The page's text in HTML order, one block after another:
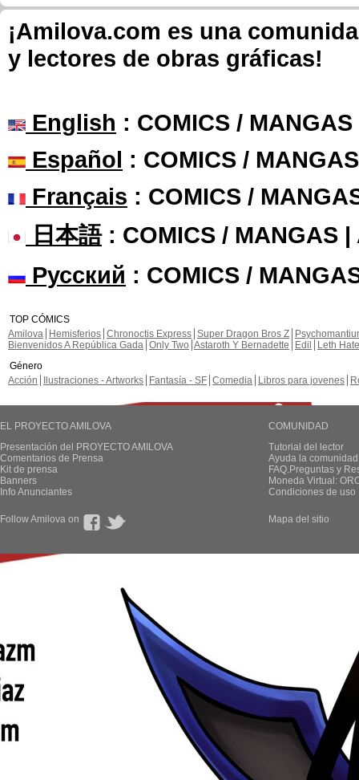
¡Amilova.com es una
y lectores de obras gráficas!
English : COMICS /
Español : COMICS /
Français : COMICS /
日本語: COMICS / MANGAS |
Русский : COMICS /
TOP CÓMICS
Amilova
Hemisferios Chronoctis Express Super Dragon Bros Z
Bienvenidos A República Gada Only Two Astaroth Y Bernadette Edil
Leth Hate
Género
Acción
Ilustraciones - Artworks Fantasía - SF Comedia Libros para jovenes
EL PROYECTO AMILOVA
Presentación del PROYECTO AMILOVA
Comentarios de Prensa
Kit de prensa
Banners
Info Anunciantes
COMUNIDAD
Tutorial del lector
Ayuda la
FAQ.Preguntas y
Moneda Virtual:
Condiciones de uso
Follow Amilova on Mapa del sitio